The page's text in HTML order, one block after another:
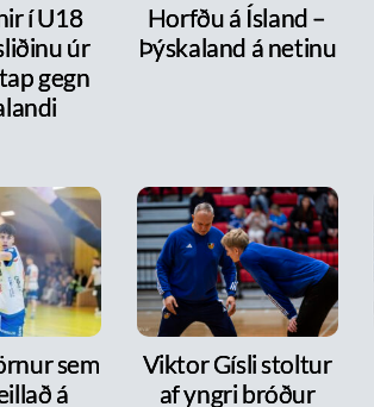
í U18
úr
gegn
Horfðu á Ísland –
Þýskaland á netinu
sem
á
Viktor Gísli stoltur
af yngri bróður